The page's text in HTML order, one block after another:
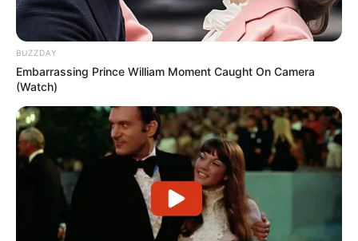
BUZZDAY
Embarrassing Prince William Moment Caught On Camera
(Watch)